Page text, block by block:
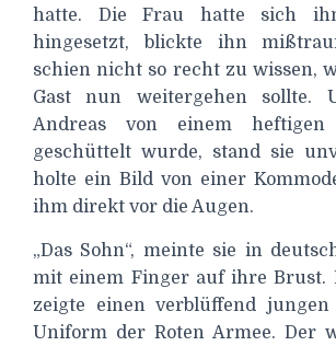
hatte. Die Frau hatte sich
hingesetzt, blickte ihn
schien nicht so recht zu wissen,
Gast nun weitergehen sollte.
Andreas von einem heftigen
geschüttelt wurde, stand sie
holte ein Bild von einer
ihm direkt vor die Augen.
„Das Sohn“, meinte sie in
mit einem Finger auf ihre Brust.
zeigte einen verblüffend
Uniform der Roten Armee. Der